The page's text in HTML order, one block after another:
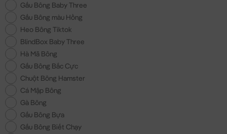
Gấu Bông Baby Three
Gấu Bông màu Hồng
Heo Bông Tiktok
BlindBox Baby Three
Hà Mã Bông
Gấu Bông Bắc Cực
Chuột Bông Hamster
Cá Mập Bông
Gà Bông
Gấu Bông Bựa
Gấu Bông Biết Chạy